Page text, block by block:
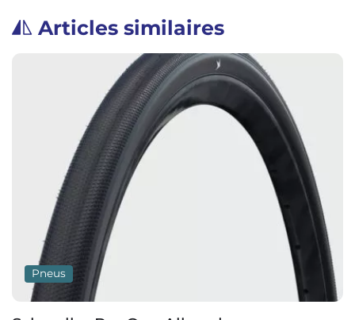
Articles similaires
Pneus